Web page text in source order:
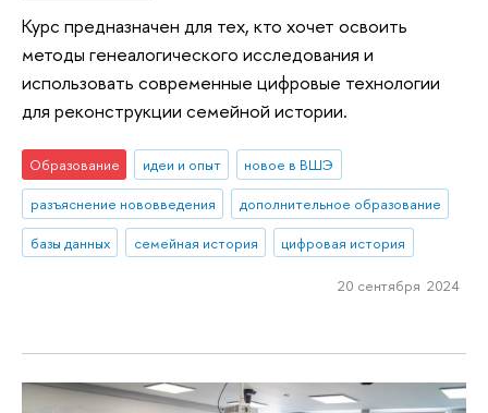
Курс предназначен для тех, кто хочет освоить
методы генеалогического исследования и
использовать современные цифровые технологии
для реконструкции семейной истории.
Образование идеи и опыт
новое в ВШЭ
разъяснение нововведения
дополнительное образование
базы данных
семейная история цифровая история
20 сентября 2024